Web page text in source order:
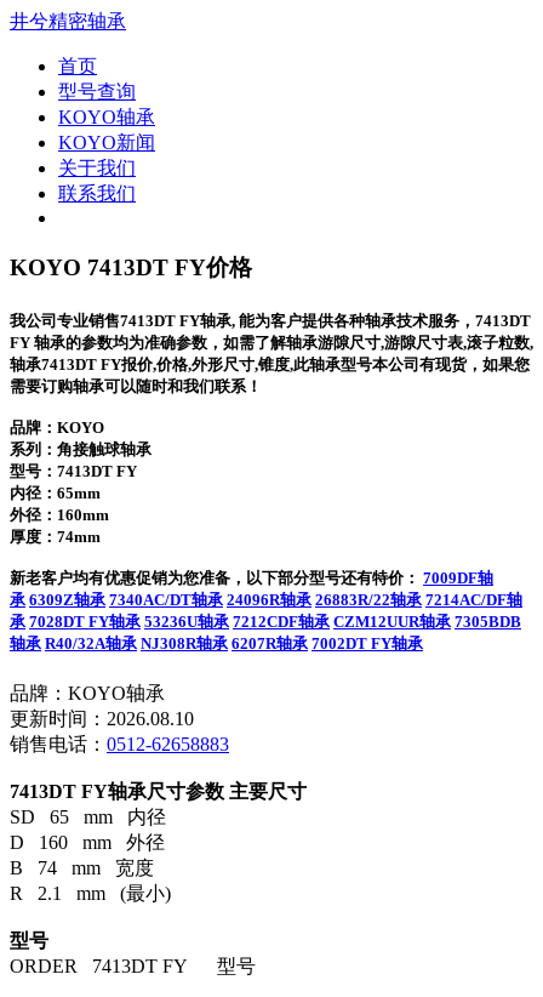
井兮精密轴承
首页
型号查询
KOYO轴承
KOYO新闻
关于我们
联系我们
KOYO 7413DT FY价格
我公司专业销售7413DT FY轴承, 能为客户提供各种轴承技术服务，7413DT
FY 轴承的参数均为准确参数，如需了解轴承游隙尺寸,游隙尺寸表,滚子粒数,
轴承7413DT FY报价,价格,外形尺寸,锥度,此轴承型号本公司有现货，如果您
需要订购轴承可以随时和我们联系！
品牌：KOYO
系列：角接触球轴承
型号： 7413DT FY
内径：65mm
外径：160mm
厚度：74mm
新老客户均有优惠促销为您准备，以下部分型号还有特价： 7009DF轴
承 6309Z轴承 7340AC/DT轴承 24096R轴承 26883R/22轴承 7214AC/DF轴
承 7028DT FY轴承 53236U轴承 7212CDF轴承 CZM12UUR轴承 7305BDB
轴承 R40/32A轴承 NJ308R轴承 6207R轴承 7002DT FY轴承
品牌：KOYO轴承
更新时间：2026.08.10
销售电话： 0512-62658883
7413DT FY轴承尺寸参数 主要尺寸
SD 65 mm 内径
D 160 mm 外径
B 74 mm 宽度
R 2.1 mm (最小)
型号
ORDER 7413DT FY 型号